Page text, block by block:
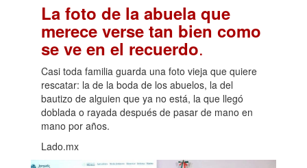
La foto de la abuela que
merece verse tan bien como
se ve en el recuerdo.
Casi toda familia guarda una foto vieja que quiere
rescatar: la de la boda de los abuelos, la del
bautizo de alguien que ya no está, la que llegó
doblada o rayada después de pasar de mano en
mano por años.
Lado.mx